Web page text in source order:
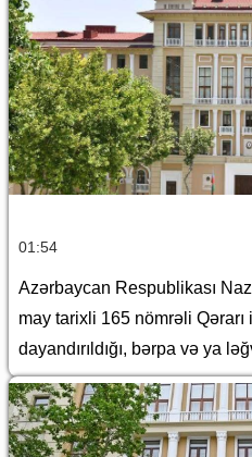
01:54
Azərbaycan Respublikası
may tarixli 165 nömrəli
dayandırıldığı, bərpa və ya
Azərbaycan Respublikasının
məlumat göndərilməli olan
Siyahısı”nda dəyişiklik